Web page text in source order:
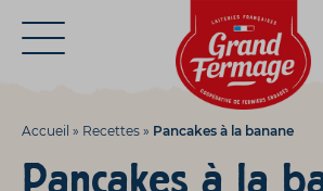
Aller
au
menu
Aller au
contenu
Accueil » Recettes » Pancakes à la banane
Pancakes à la